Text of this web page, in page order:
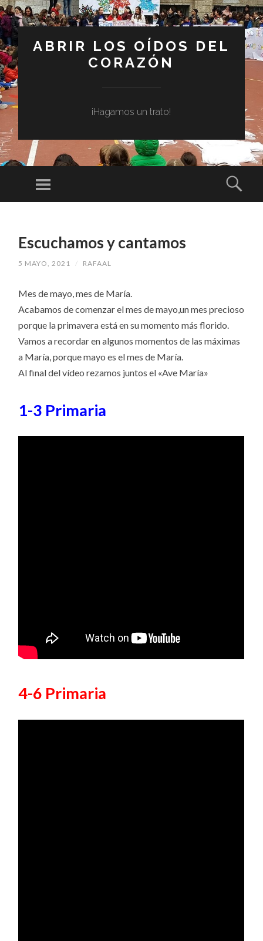
ABRIR LOS OÍDOS DEL
CORAZÓN
¡Hagamos un trato!
Menú
CONTENIDO
Escuchamos y cantamos
5 MAYO, 2021 / RAFAAL
Mes de mayo, mes de María.
Acabamos de comenzar el mes de mayo,un mes precioso
porque la primavera está en su momento más florido.
Vamos a recordar en algunos momentos de las máximas
a María, porque mayo es el mes de María.
Al final del vídeo rezamos juntos el «Ave María»
1-3 Primaria
4-6 Primaria